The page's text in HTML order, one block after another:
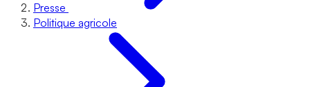
Presse
Politique agricole